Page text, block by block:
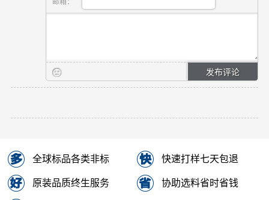
全球标品各类非标 快速打样七天包退
原装品质终生服务 协助选料省时省钱